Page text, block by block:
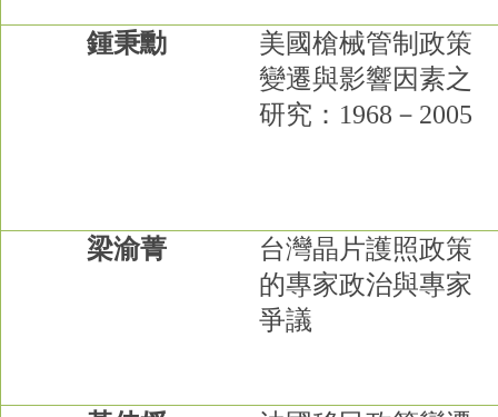
鍾秉勳
美國槍械管制政策
變遷與影響因素之
研究： 1968 － 2005
梁渝菁
台灣晶片護照政策
的專家政治與專家
爭議